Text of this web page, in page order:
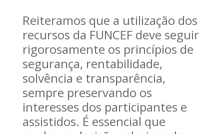
Reiteramos que a utilização dos
recursos da FUNCEF deve seguir
rigorosamente os princípios de
segurança, rentabilidade,
solvência e transparência,
sempre preservando os
interesses dos participantes e
assistidos. É essencial que